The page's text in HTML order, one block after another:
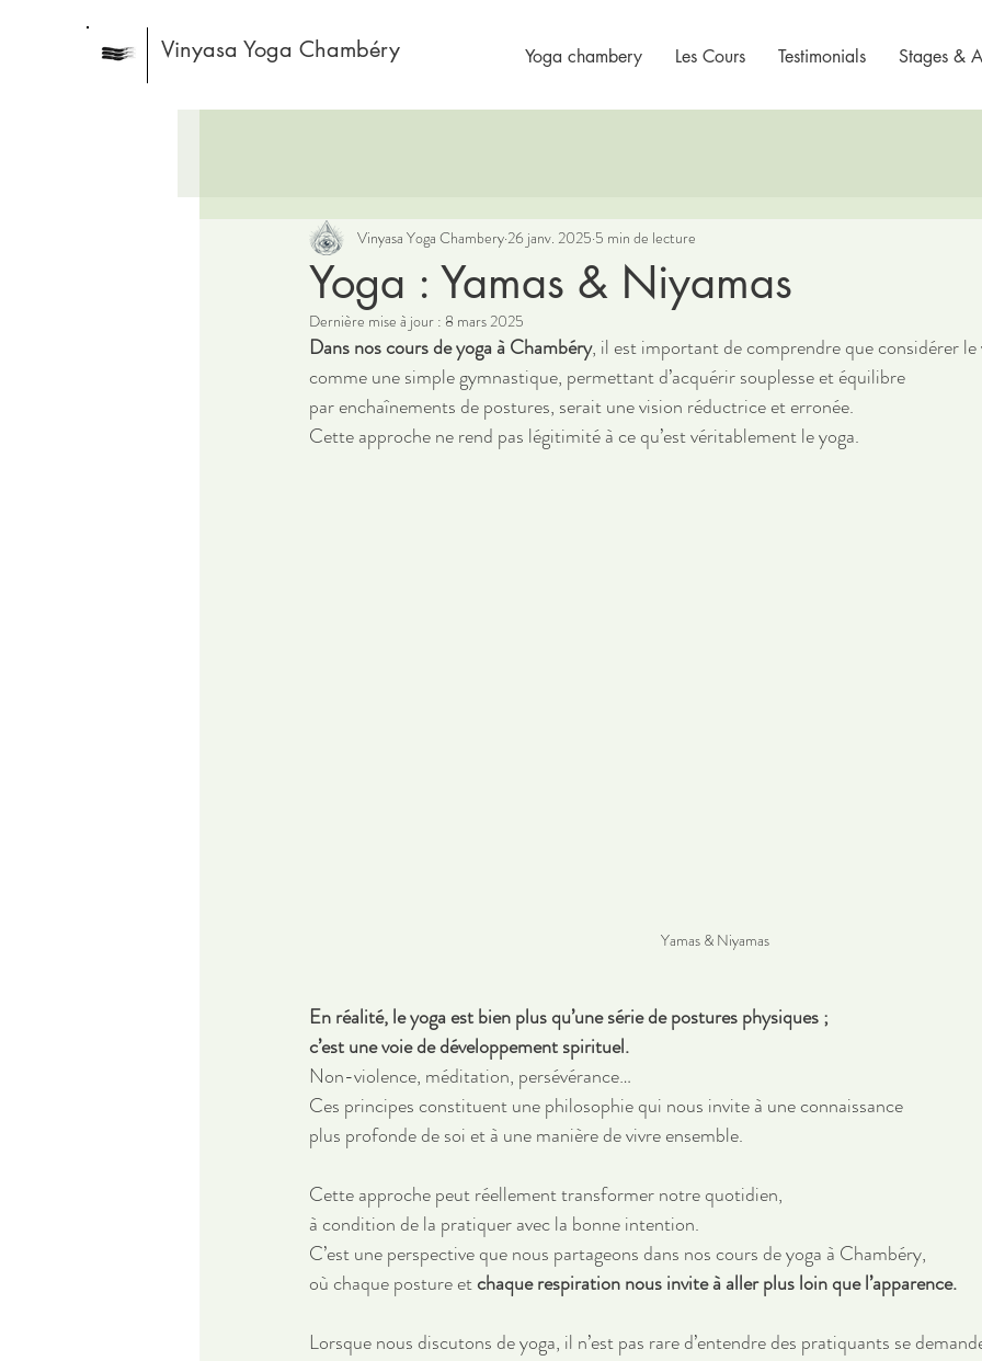
Vinyasa Yoga Chambéry Yoga chambery Les Cours Testimonials Stages &
Yoga : Yamas & Niyamas
Vinyasa Yoga Chambery 26 janv. 2025 5 min de lecture
Dernière mise à jour : 8 mars 2025
Dans nos cours de yoga à Chambéry, il est important de comprendre que considérer
comme une simple gymnastique, permettant d’acquérir souplesse et équilibre
par enchaînements de postures, serait une vision réductrice et erronée.
Cette approche ne rend pas légitimité à ce qu’est véritablement le yoga.
Yamas & Niyamas
En réalité, le yoga est bien plus qu’une série de postures physiques ;
c’est une voie de développement spirituel.
Non-violence, méditation, persévérance…
Ces principes constituent une philosophie qui nous invite à une connaissance
plus profonde de soi et à une manière de vivre ensemble.
Cette approche peut réellement transformer notre quotidien,
à condition de la pratiquer avec la bonne intention.
C’est une perspective que nous partageons dans nos cours de yoga à Chambéry,
où chaque posture et chaque respiration nous invite à aller plus loin que l’apparence.
Lorsque nous discutons de yoga, il n’est pas rare d’entendre des pratiquants se